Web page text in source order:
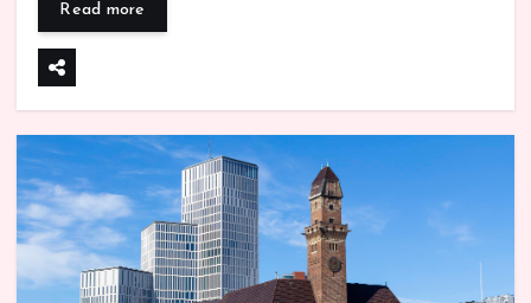
Read more